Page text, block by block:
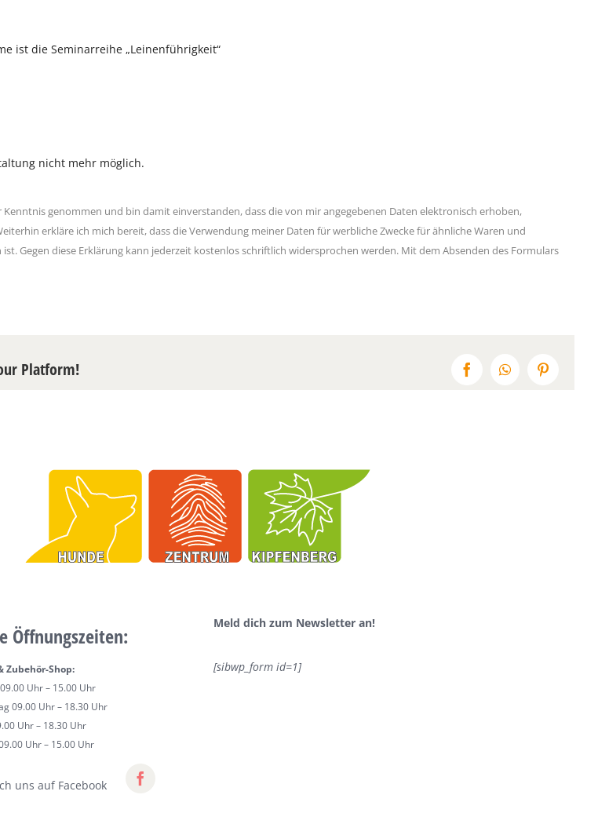
ist die Seminarreihe „Leinenführigkeit“
nicht mehr möglich.
Kenntnis genommen und bin damit einverstanden, dass die von mir angegebenen Daten elektronisch erhoben,
erkläre ich mich bereit, dass die Verwendung meiner Daten für werbliche Zwecke für ähnliche Waren und
Gegen diese Erklärung kann jederzeit kostenlos schriftlich widersprochen werden. Mit dem Absenden des Formulars
Platform! FacebookWhatsAppPinterest
Öffnungszeiten:
Zubehör-Shop:
Uhr – 15.00 Uhr
09.00 Uhr – 18.30 Uhr
Uhr – 18.30 Uhr
Uhr – 15.00 Uhr
uns auf Facebook
Meld dich zum Newsletter an!
[sibwp_form id=1]